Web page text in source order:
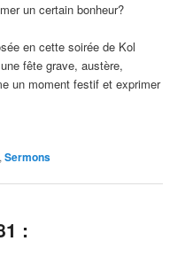
un certain bonheur?
en cette soirée de Kol
fête grave, austère,
un moment festif et exprimer
,Sermons
: